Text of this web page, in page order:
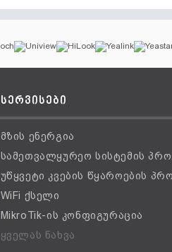
სერვისები
მზის ენერგია
სამეთვალყურეო სისტემის
უწყვეტი კვების წყაროების
WiFi ქსელი
MikroTik-ის კონფიგურაცია
ყველას ნახვა